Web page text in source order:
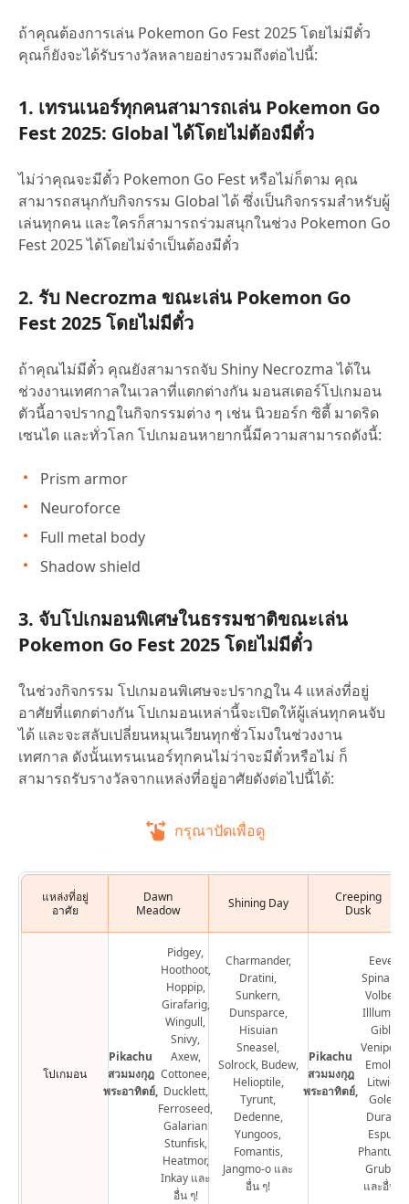
ถ้าคุณต้องการเล่น Pokemon Go Fest 2025 โดยไม่มีตั๋ว
คุณก็ยังจะได้รับรางวัลหลายอย่างรวมถึงต่อไปนี้:
1. เทรนเนอร์ทุกคนสามารถเล่น Pokemon Go
Fest 2025: Global ได้โดยไม่ต้องมีตั๋ว
ไม่ว่าคุณจะมีตั๋ว Pokemon Go Fest หรือไม่ก็ตาม คุณ
สามารถสนุกกับกิจกรรม Global ได้ ซึ่งเป็นกิจกรรมสำหรับผู้
เล่นทุกคน และใครก็สามารถร่วมสนุกในช่วง Pokemon Go
Fest 2025 ได้โดยไม่จำเป็นต้องมีตั๋ว
2. รับ Necrozma ขณะเล่น Pokemon Go
Fest 2025 โดยไม่มีตั๋ว
ถ้าคุณไม่มีตั๋ว คุณยังสามารถจับ Shiny Necrozma ได้ใน
ช่วงงานเทศกาลในเวลาที่แตกต่างกัน มอนสเตอร์โปเกมอน
ตัวนี้อาจปรากฏในกิจกรรมต่าง ๆ เช่น นิวยอร์ก ซิตี้ มาดริด
เซนได และทั่วโลก โปเกมอนหายากนี้มีความสามารถดังนี้:
Prism armor
Neuroforce
Full metal body
Shadow shield
3. จับโปเกมอนพิเศษในธรรมชาติขณะเล่น
Pokemon Go Fest 2025 โดยไม่มีตั๋ว
ในช่วงกิจกรรม โปเกมอนพิเศษจะปรากฏใน 4 แหล่งที่อยู่
อาศัยที่แตกต่างกัน โปเกมอนเหล่านี้จะเปิดให้ผู้เล่นทุกคนจับ
ได้ และจะสลับเปลี่ยนหมุนเวียนทุกชั่วโมงในช่วงงาน
เทศกาล ดังนั้นเทรนเนอร์ทุกคนไม่ว่าจะมีตั๋วหรือไม่ ก็
สามารถรับรางวัลจากแหล่งที่อยู่อาศัยดังต่อไปนี้ได้:
กรุณาปัดเพื่อดู
แหล่งที่อยู่
อาศัย
Dawn
Meadow
Shining Day
Creeping
Dusk
โปเกมอน
Pikachu
สวมมงกุฎ
พระอาทิตย์,
Pidgey,
Hoothoot,
Hoppip,
Girafarig,
Wingull,
Snivy,
Axew,
Cottonee,
Ducklett,
Ferroseed,
Galarian
Stunfisk,
Heatmor,
Inkay และ
อื่น ๆ!
Charmander,
Dratini,
Sunkern,
Dunsparce,
Hisuian
Sneasel,
Solrock, Budew,
Helioptile,
Tyrunt,
Dedenne,
Yungoos,
Fomantis,
Jangmo-o และ
อื่น ๆ!
Pikachu
สวมมงกุฎ
พระอาทิตย์,
Eevee,
Spinarak,
Volbeat,
Illlumise,
Gible,
Emolga,
Litwick,
Golett,
Durant,
Espurr,
Grubbin
และอื่น ๆ!